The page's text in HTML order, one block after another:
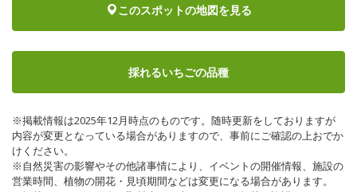
このスポットの地図を見る
採れるいちごの品種
※掲載情報は2025年12月時点のものです。随時更新をしておりますが
内容が変更となっている場合がありますので、事前にご確認の上おでか
けください。
※自然災害の影響やその他諸事情により、イベントの開催情報、施設の
営業時間、植物の開花・見頃期間などは変更になる場合があります。